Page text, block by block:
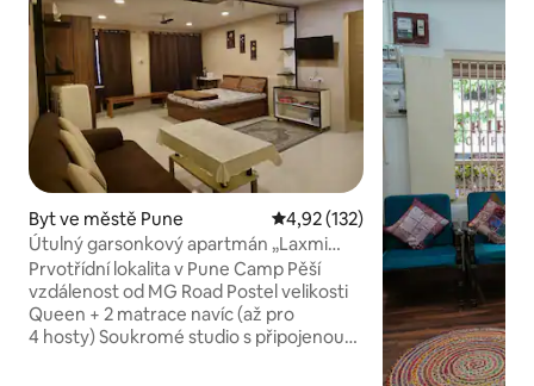
Byt ve městě Pune Průměrné hodnocení 4,92 z 5,
4,92 (132)
Útulný garsonkový apartmán „Laxmi
Homes“ v Camp Area!
Prvotřídní lokalita v Pune Camp Pěší
vzdálenost od MG Road Postel velikosti
Queen + 2 matrace navíc (až pro
4 hosty) Soukromé studio s připojenou